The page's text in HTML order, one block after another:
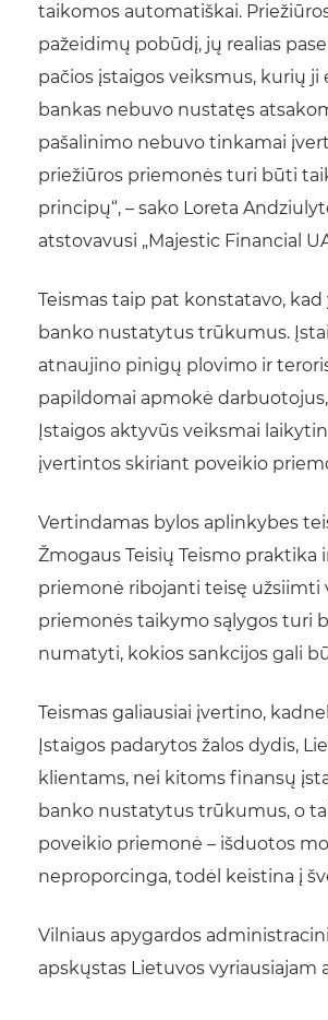
taikomos automatiškai.
pažeidimų pobūdį, jų realias
pačios įstaigos veiksmus, kurių
bankas nebuvo nustatęs
pašalinimo nebuvo tinkamai
priežiūros priemonės turi būti
principų“, – sako Loreta
atstovavusi „Majestic Financial
Teismas taip pat konstatavo,
banko nustatytus trūkumus.
atnaujino pinigų plovimo ir
papildomai apmokė
Įstaigos aktyvūs veiksmai
įvertintos skiriant poveikio
Vertindamas bylos aplinkybes
Žmogaus Teisių Teismo
priemonė ribojanti teisę užsiimti
priemonės taikymo sąlygos turi
numatyti, kokios sankcijos gali
Teismas galiausiai įvertino,
Įstaigos padarytos žalos dydis,
klientams, nei kitoms finansų
banko nustatytus trūkumus, o
poveikio priemonė – išduotos
neproporcinga, todėl keistina į
Vilniaus apygardos
apskųstas Lietuvos